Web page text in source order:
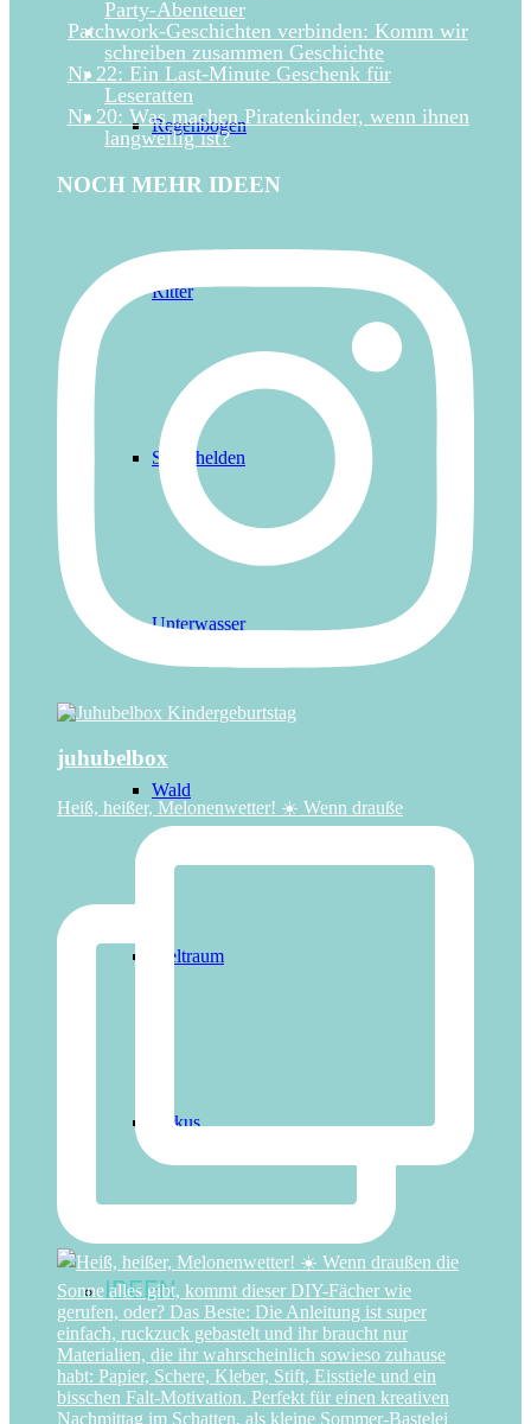
Regenbogen
Ritter
Superhelden
Unterwasser
Wald
Weltraum
Zirkus
IDEEN
Party-Abenteuer
Patchwork-Geschichten verbinden: Komm wir
schreiben zusammen Geschichte
Nr 22: Ein Last-Minute Geschenk für
Leseratten
Nr 20: Was machen Piratenkinder, wenn ihnen
langweilig ist?
NOCH MEHR IDEEN
juhubelbox
Heiß, heißer, Melonenwetter! ☀️ Wenn drauße